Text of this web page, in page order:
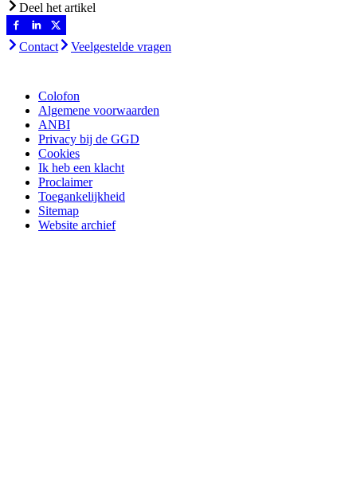
Deel het artikel
Contact Veelgestelde vragen
Colofon
Algemene voorwaarden
ANBI
Privacy bij de GGD
Cookies
Ik heb een klacht
Proclaimer
Toegankelijkheid
Sitemap
Website archief